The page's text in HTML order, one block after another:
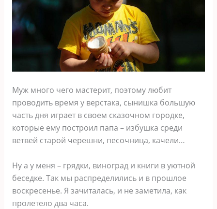
Муж много чего мастерит, поэтому любит
проводить время у верстака, сынишка большую
часть дня играет в своем сказочном городке,
которые ему построил папа – избушка среди
ветвей старой черешни, песочница, качели…
Ну а у меня – грядки, виноград и книги в уютной
беседке. Так мы распределились и в прошлое
воскресенье. Я зачиталась, и не заметила, как
пролетело два часа.